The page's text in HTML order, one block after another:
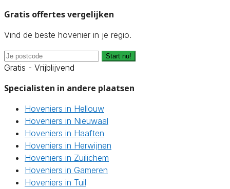
Gratis offertes vergelijken
Vind de beste hovenier in je regio.
Start nu!
Gratis - Vrijblijvend
Specialisten in andere plaatsen
Hoveniers in Hellouw
Hoveniers in Nieuwaal
Hoveniers in Haaften
Hoveniers in Herwijnen
Hoveniers in Zuilichem
Hoveniers in Gameren
Hoveniers in Tuil